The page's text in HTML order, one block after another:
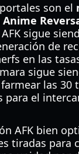
son el
sigue
de
en las
sigue
las 30
para el
AFK bien
tiradas para